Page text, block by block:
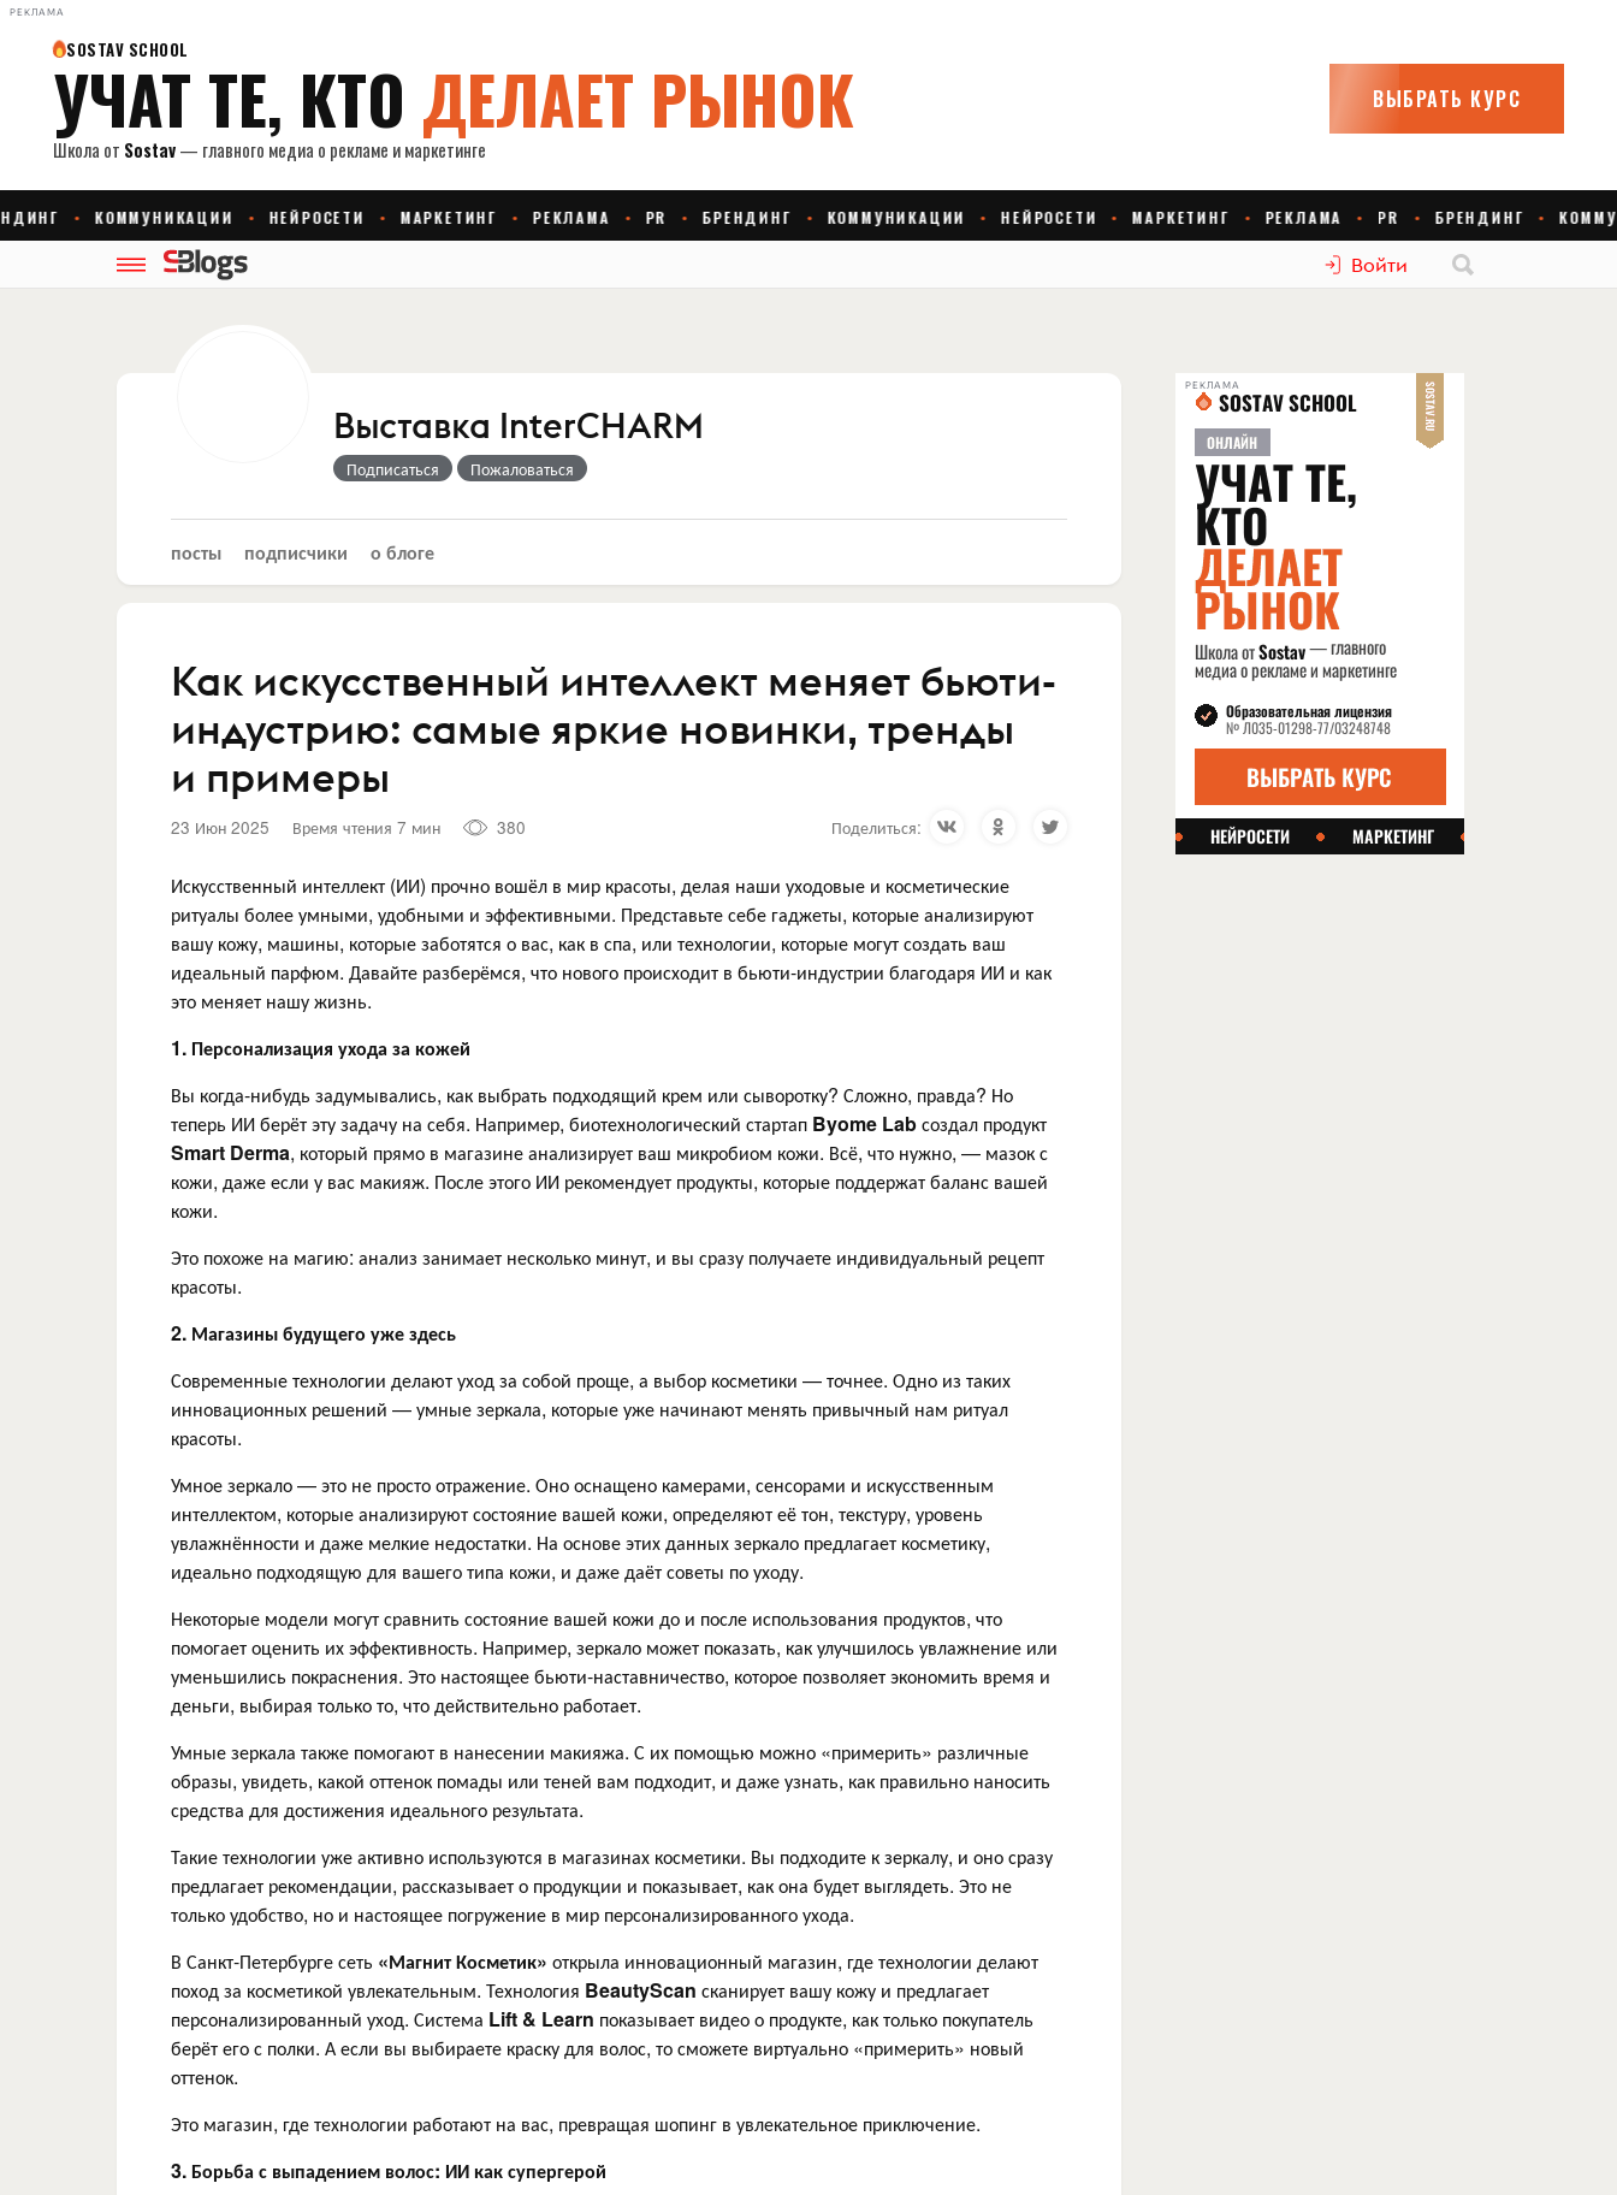
РЕКЛАМА
Войти
Выставка InterCHARM
Подписаться Пожаловаться
посты подписчики о блоге
Как искусственный интеллект меняет бьюти-
индустрию: самые яркие новинки, тренды
и примеры
23 Июн 2025 Время чтения 7 мин 380 Поделиться:
Искусственный интеллект (ИИ) прочно вошёл в мир красоты, делая наши уходовые и косметические
ритуалы более умными, удобными и эффективными. Представьте себе гаджеты, которые анализируют
вашу кожу, машины, которые заботятся о вас, как в спа, или технологии, которые могут создать ваш
идеальный парфюм. Давайте разберёмся, что нового происходит в бьюти-индустрии благодаря ИИ и как
это меняет нашу жизнь.
1. Персонализация ухода за кожей
Вы когда-нибудь задумывались, как выбрать подходящий крем или сыворотку? Сложно, правда? Но
теперь ИИ берёт эту задачу на себя. Например, биотехнологический стартап Byome Labсоздал продукт
Smart Derma, который прямо в магазине анализирует ваш микробиом кожи. Всё, что нужно, — мазок с
кожи, даже если у вас макияж. После этого ИИ рекомендует продукты, которые поддержат баланс вашей
кожи.
Это похоже на магию: анализ занимает несколько минут, и вы сразу получаете индивидуальный рецепт
красоты.
2. Магазины будущего уже здесь
Современные технологии делают уход за собой проще, а выбор косметики — точнее. Одно из таких
инновационных решений — умные зеркала, которые уже начинают менять привычный нам ритуал
красоты.
Умное зеркало — это не просто отражение. Оно оснащено камерами, сенсорами и искусственным
интеллектом, которые анализируют состояние вашей кожи, определяют её тон, текстуру, уровень
увлажнённости и даже мелкие недостатки. На основе этих данных зеркало предлагает косметику,
идеально подходящую для вашего типа кожи, и даже даёт советы по уходу.
Некоторые модели могут сравнить состояние вашей кожи до и после использования продуктов, что
помогает оценить их эффективность. Например, зеркало может показать, как улучшилось увлажнение или
уменьшились покраснения. Это настоящее бьюти-наставничество, которое позволяет экономить время и
деньги, выбирая только то, что действительно работает.
Умные зеркала также помогают в нанесении макияжа. С их помощью можно «примерить» различные
образы, увидеть, какой оттенок помады или теней вам подходит, и даже узнать, как правильно наносить
средства для достижения идеального результата.
Такие технологии уже активно используются в магазинах косметики. Вы подходите к зеркалу, и оно сразу
предлагает рекомендации, рассказывает о продукции и показывает, как она будет выглядеть. Это не
только удобство, но и настоящее погружение в мир персонализированного ухода.
В Санкт-Петербурге сеть «Магнит Косметик» открыла инновационный магазин, где технологии делают
поход за косметикой увлекательным. Технология BeautyScan сканирует вашу кожу и предлагает
персонализированный уход. Система Lift & Learn показывает видео о продукте, как только покупатель
берёт его с полки. А если вы выбираете краску для волос, то сможете виртуально «примерить» новый
оттенок.
Это магазин, где технологии работают на вас, превращая шопинг в увлекательное приключение.
3. Борьба с выпадением волос: ИИ как супергерой
РЕКЛАМА